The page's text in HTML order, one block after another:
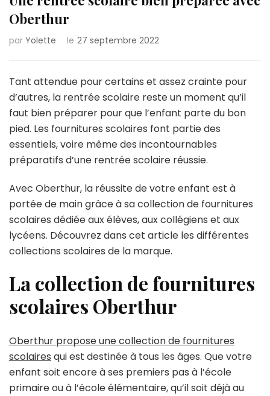
Oberthur
par Yolette le 27 septembre 2022
Tant attendue pour certains et assez crainte pour
d’autres, la rentrée scolaire reste un moment qu’il
faut bien préparer pour que l’enfant parte du bon
pied. Les fournitures scolaires font partie des
essentiels, voire même des incontournables
préparatifs d’une rentrée scolaire réussie.
Avec Oberthur, la réussite de votre enfant est à
portée de main grâce à sa collection de fournitures
scolaires dédiée aux élèves, aux collégiens et aux
lycéens. Découvrez dans cet article les différentes
collections scolaires de la marque.
La collection de fournitures
scolaires Oberthur
Oberthur propose une collection de fournitures
scolaires qui est destinée à tous les âges. Que votre
enfant soit encore à ses premiers pas à l’école
primaire ou à l’école élémentaire, qu’il soit déjà au